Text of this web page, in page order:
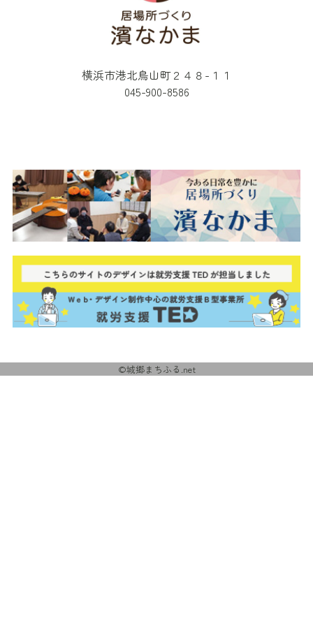
横浜市港北鳥山町２４８-１１
045-900-8586
©城郷まちふる.net